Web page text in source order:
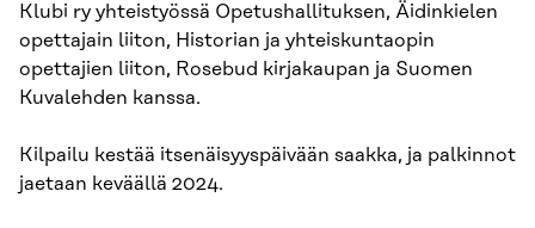
Klubi ry yhteistyössä Opetushallituksen, Äidinkielen
opettajain liiton, Historian ja yhteiskuntaopin
opettajien liiton, Rosebud kirjakaupan ja Suomen
Kuvalehden kanssa.
Kilpailu kestää itsenäisyyspäivään saakka, ja palkinnot
jaetaan keväällä 2024.